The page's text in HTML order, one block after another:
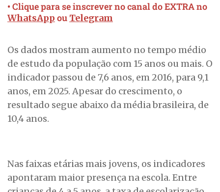
• Clique para se inscrever no canal do EXTRA no
WhatsApp ou Telegram
Os dados mostram aumento no tempo médio
de estudo da população com 15 anos ou mais. O
indicador passou de 7,6 anos, em 2016, para 9,1
anos, em 2025. Apesar do crescimento, o
resultado segue abaixo da média brasileira, de
10,4 anos.
Nas faixas etárias mais jovens, os indicadores
apontaram maior presença na escola. Entre